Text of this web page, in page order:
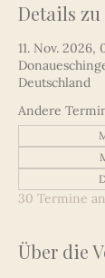
Details zu
11. Nov. 2026,
Deutschland
Andere
30 Termine
Über die